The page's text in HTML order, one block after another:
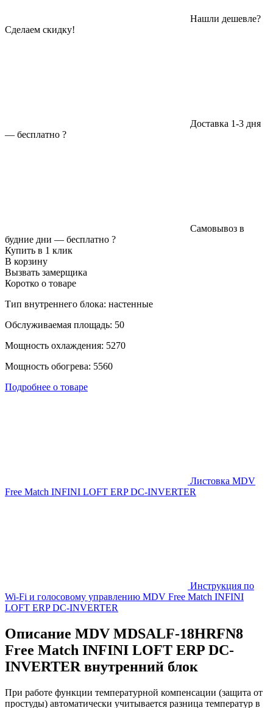
Нашли дешевле?
Сделаем скидку!
Доставка 1-3 дня
— бесплатно ?
Самовывоз в
будние дни — бесплатно ?
Купить в 1 клик
В корзину
Вызвать замерщика
Коротко о товаре
Тип внутреннего блока: настенные
Обслуживаемая площадь: 50
Мощность охлаждения: 5270
Мощность обогрева: 5560
Подробнее о товаре
Листовка MDV
Free Match INFINI LOFT ERP DC-INVERTER
Инструкция по
Wi-Fi и голосовому управлению MDV Free Match INFINI
LOFT ERP DC-INVERTER
Описание MDV MDSALF-18HRFN8
Free Match INFINI LOFT ERP DC-
INVERTER внутренний блок
При работе функции температурной компенсации (защита от
простуды) автоматически учитывается разница температур в